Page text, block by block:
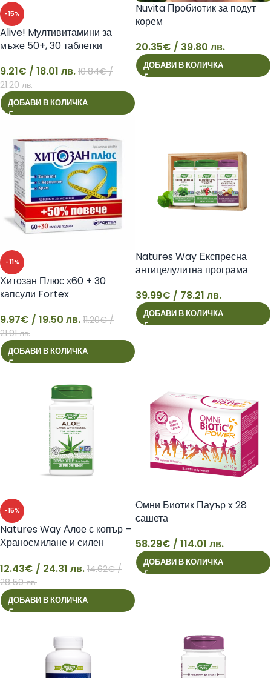
-15%
9
Alive! Mултивитамини за
мъже 50+, 30 таблетки
9.21€ / 18.01 лв. 10.84€/
21.20 лв.
ДОБАВИ В КОЛИЧКА
20
Nuvita Пробиотик за подут
корем
20.35€ / 39.80 лв.
ДОБАВИ В КОЛИЧКА
-11%
9
Хитозан Плюс х60 + 30
капсули Fortex
9.97€ / 19.50 лв. 11.20€/
21.91 лв.
ДОБАВИ В КОЛИЧКА
39
Natures Way Експресна
антицелулитна програма
39.99€ / 78.21 лв.
ДОБАВИ В КОЛИЧКА
-15%
12
Natures Way Алое с копър –
Храносмилане и силен
Nature’s Way
12.43€ / 24.31 лв. 14.62€/
28.59 лв.
ДОБАВИ В КОЛИЧКА
58
Омни Биотик Пауър x 28
сашета
58.29€ / 114.01 лв.
ДОБАВИ В КОЛИЧКА